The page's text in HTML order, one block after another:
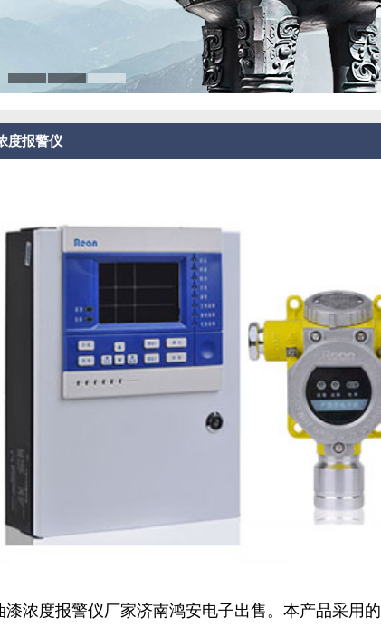
度报警仪
漆浓度报警仪厂家济南鸿安电子出售。本产品采用